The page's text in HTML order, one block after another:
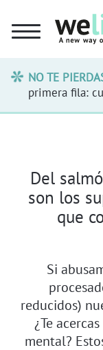
NO TE
primera fila:
Del
son los
que
Si
reducidos)
¿Te
mental?